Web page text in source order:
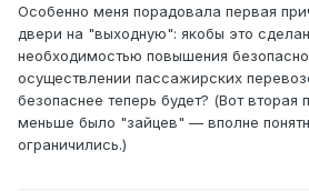
Особенно меня порадовала первая
двери на "выходную": якобы это
необходимостью повышения
осуществлении пассажирских
безопаснее теперь будет? (Вот вторая
меньше было "зайцев" — вполне
ограничились.)